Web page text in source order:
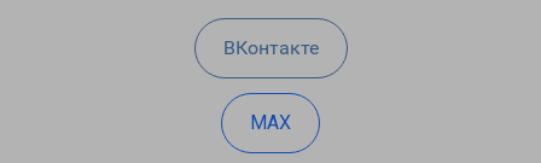
ВКонтакте
MAX